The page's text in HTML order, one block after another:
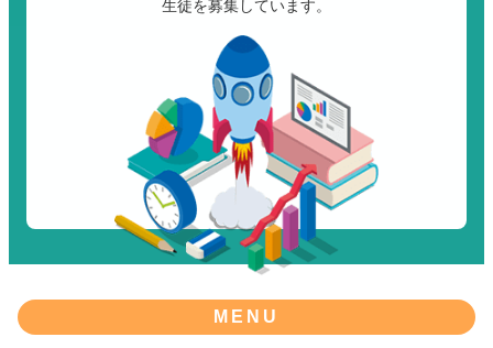
生徒を募集しています。
MENU